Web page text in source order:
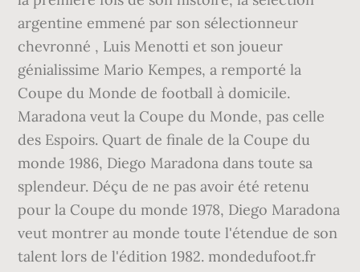
argentine emmené par son sélectionneur
chevronné , Luis Menotti et son joueur
génialissime Mario Kempes, a remporté la
Coupe du Monde de football à domicile.
Maradona veut la Coupe du Monde, pas celle
des Espoirs. Quart de finale de la Coupe du
monde 1986, Diego Maradona dans toute sa
splendeur. Déçu de ne pas avoir été retenu
pour la Coupe du monde 1978, Diego Maradona
veut montrer au monde toute l'étendue de son
talent lors de l'édition 1982. mondedufoot.fr